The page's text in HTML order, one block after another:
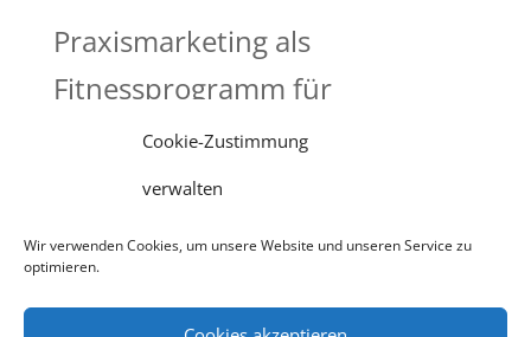
Cookie-Zustimmung
verwalten
Wir verwenden Cookies, um unsere Website und unseren Service zu
optimieren.
Praxismarketing als
Fitnessprogramm für
Arztpraxen und Apotheken
Neueste Kommentare
Datenschutzerklärung Impressum